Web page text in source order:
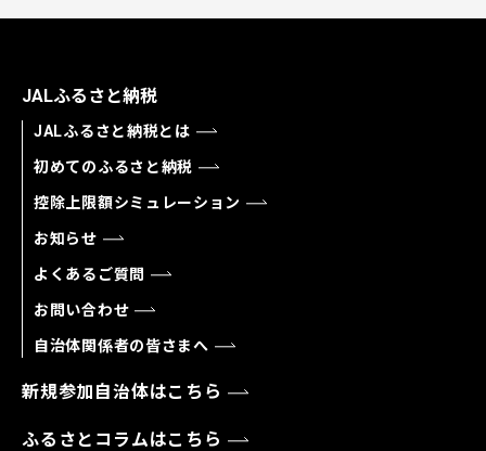
JALふるさと納税
JALふるさと納税とは
初めてのふるさと納税
控除上限額シミュレーション
お知らせ
よくあるご質問
お問い合わせ
自治体関係者の皆さまへ
新規参加自治体はこちら
ふるさとコラムはこちら